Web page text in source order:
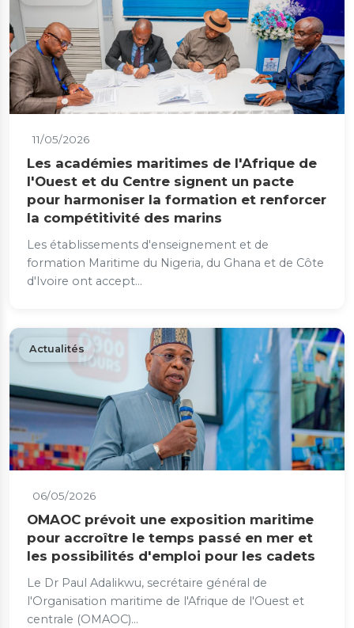
11/05/2026
Les académies maritimes de l'Afrique de
l'Ouest et du Centre signent un pacte
pour harmoniser la formation et renforcer
la compétitivité des marins
Les établissements d'enseignement et de
formation Maritime du Nigeria, du Ghana et de Côte
d'Ivoire ont accept...
Actualités
06/05/2026
OMAOC prévoit une exposition maritime
pour accroître le temps passé en mer et
les possibilités d'emploi pour les cadets
Le Dr Paul Adalikwu, secrétaire général de
l'Organisation maritime de l'Afrique de l'Ouest et
centrale (OMAOC)...